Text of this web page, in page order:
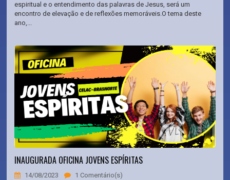
espiritual e o entendimento das palavras de Jesus, será um
encontro de elevação e de reflexões memoráveis.O tema deste
ano,...
INAUGURADA OFICINA JOVENS ESPÍRITAS
14/08/2023
1 Comentário(s)